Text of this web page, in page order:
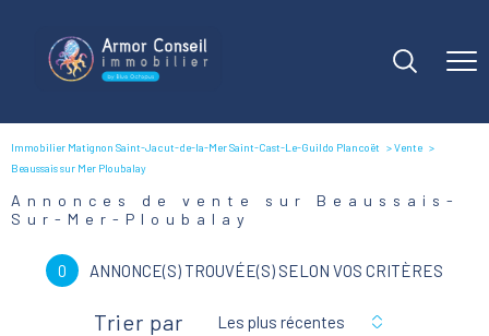
Immobilier Matignon Saint-Jacut-de-la-Mer Saint-Cast-Le-Guildo Plancoët
Vente
Beaussais sur Mer Ploubalay
Annonces de vente sur Beaussais-
Sur-Mer-Ploubalay
0 ANNONCE(S) TROUVÉE(S) SELON VOS CRITÈRES
Trier par Les plus récentes